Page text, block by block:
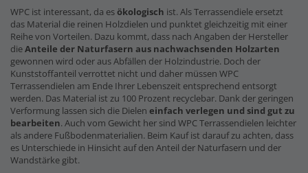
WPC ist interessant, da esökologisch ist. Als Terrassendiele ersetzt
das Material die reinen Holzdielen und punktet gleichzeitig mit einer
Reihe von Vorteilen. Dazu kommt, dass nach Angaben der Hersteller
dieAnteile der Naturfasern aus nachwachsenden Holzarten
gewonnen wird oder aus Abfällen der Holzindustrie. Doch der
Kunststoffanteil verrottet nicht und daher müssen WPC
Terrassendielen am Ende Ihrer Lebenszeit entsprechend entsorgt
werden. Das Material ist zu 100 Prozent recyclebar. Dank der geringen
Verformung lassen sich die Dielen einfach verlegen und sind gut zu
bearbeiten. Auch vom Gewicht her sind WPC Terrassendielen leichter
als andere Fußbodenmaterialien. Beim Kauf ist darauf zu achten, dass
es Unterschiede in Hinsicht auf den Anteil der Naturfasern und der
Wandstärke gibt.